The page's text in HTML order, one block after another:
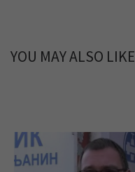
YOU MAY ALSO LIKE